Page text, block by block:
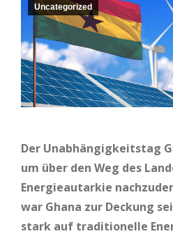
Uncategorized
Der Unabhängigkeitstag
um über den Weg des
Energieautarkie
war Ghana zur Deckung
stark auf traditionelle